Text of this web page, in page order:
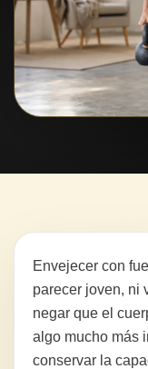
Envejecer con
parecer joven, ni
negar que el
algo mucho más
conservar la